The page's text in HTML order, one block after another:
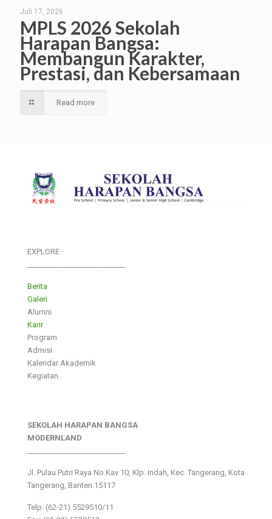
Juli 17, 2026
MPLS 2026 Sekolah
Harapan Bangsa:
Membangun Karakter,
Prestasi, dan Kebersamaan
Read more
EXPLORE
Berita
Galeri
Alumni
Karir
Program
Admisi
Kalendar Akademik
Kegiatan
SEKOLAH HARAPAN BANGSA
MODERNLAND
Jl. Pulau Putri Raya No.Kav 10, Klp. Indah, Kec. Tangerang, Kota
Tangerang, Banten 15117
Telp: (62-21) 5529510/11